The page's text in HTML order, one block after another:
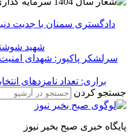
دادگستری سمنان با جدیت
شهید
سرلشکر پاکپور: شهدای
براری: تعداد نامزدهای انتخابات
جستجو کردن
پایگاه خبری صبح بخیر نیوز